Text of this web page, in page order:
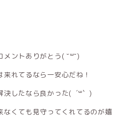
ントありがとう( ˘꒳˘)
れてるなら一安心だね！
決したなら良かった( ´꒳​` )
なくても見守ってくれてるのが嬉